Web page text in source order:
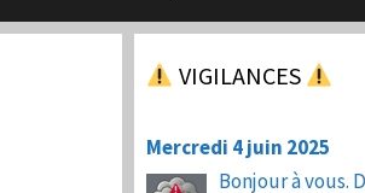
VIGILANCES
Mercredi 4 juin 2025
Bonjour à vous.